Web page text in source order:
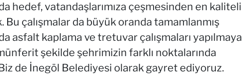
hedef, vatandaşlarımıza çeşmesinden en kaliteli
çalışmalar da büyük oranda tamamlanmış
asfalt kaplama ve tretuvar çalışmaları yapılmaya
şekilde şehrimizin farklı noktalarında
Biz de İnegöl Belediyesi olarak gayret ediyoruz.